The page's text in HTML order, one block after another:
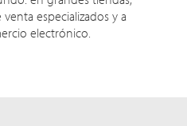
especializados y a
electrónico.